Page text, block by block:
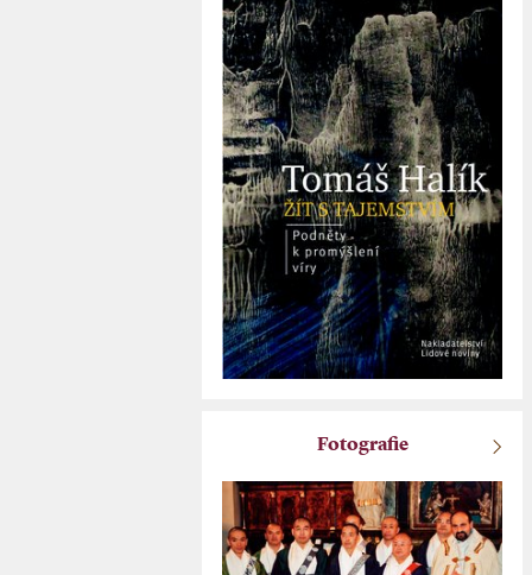
Fotografie